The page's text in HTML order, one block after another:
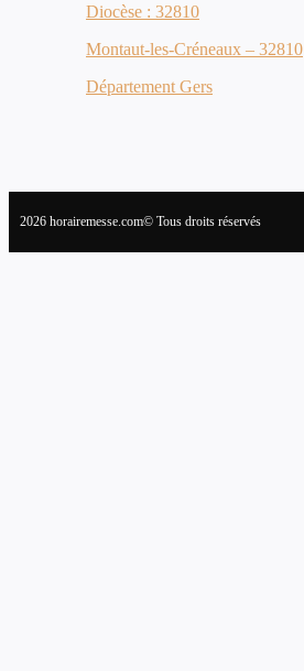
Diocèse : 32810
Montaut-les-Créneaux – 32810
Département Gers
2026 horairemesse.com© Tous droits réservés